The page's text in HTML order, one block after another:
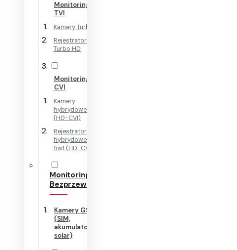
Monitoring HD-
TVI
Kamery Turbo HD
Rejestratory
Turbo HD
Monitoring HD-
CVI
Kamery
hybrydowe 4w1
(HD-CVI)
Rejestratory
hybrydowe + IP
5w1 (HD-CVI)
Monitoring
Bezprzewodowy
Kamery GSM
(SIM,
akumulator,
solar)